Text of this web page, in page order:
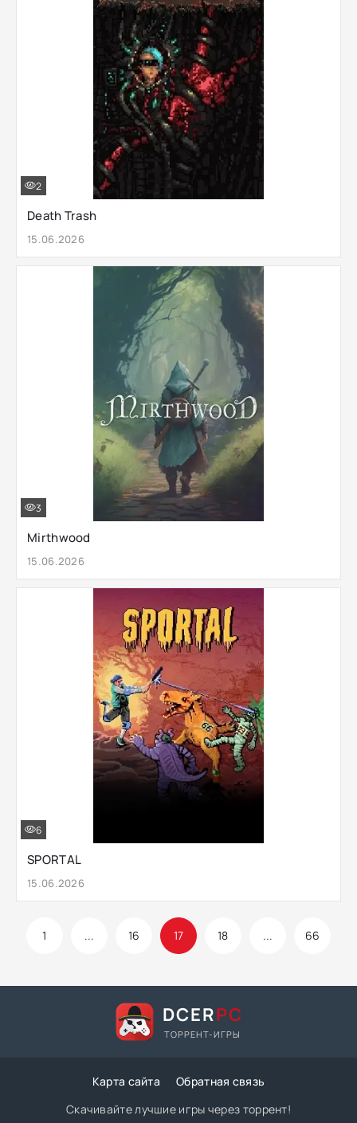
Death Trash
15.06.2026
2
Mirthwood
15.06.2026
3
SPORTAL
15.06.2026
6
1 ... 16 17 18 ... 66
DCERPC
ТОРРЕНТ-ИГРЫ
Карта сайта
Обратная связь
Скачивайте лучшие игры через торрент!